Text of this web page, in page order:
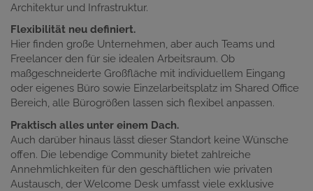
Architektur und Infrastruktur.
Flexibilität neu definiert.
Hier finden große Unternehmen, aber auch Teams und
Freelancer den für sie idealen Arbeitsraum. Ob
maßgeschneiderte Großfläche mit individuellem Eingang
oder eigenes Büro sowie Einzelarbeitsplatz im Shared Office
Bereich, alle Bürogrößen lassen sich flexibel anpassen.
Praktisch alles unter einem Dach.
Auch darüber hinaus lässt dieser Standort keine Wünsche
offen. Die lebendige Community bietet zahlreiche
Annehmlichkeiten für den geschäftlichen wie privaten
Austausch, der Welcome Desk umfasst viele exklusive